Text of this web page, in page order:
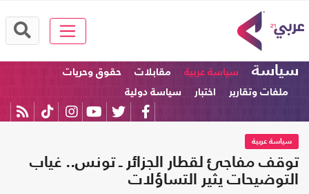
سياسة سياسة عربية مقابلات
حقوق وحريات
ملفات وتقارير
اختبار سياسة دولية
سياسة عربية
توقف مفاجئ لقطار الجزائر ـ تونس.. غياب
التوضيحات يثير التساؤلات